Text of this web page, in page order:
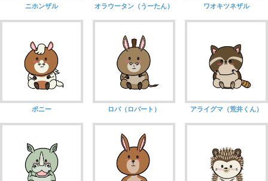
ニホンザル オラウータン（うーたん） ワオキツネザル
ポニー ロバ（ロバート） アライグマ（荒井くん）